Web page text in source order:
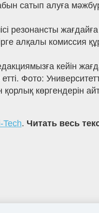
сатып алуға
резонансты
алқалы комиссия
кейін
етті. Фото:
көргендерін
Tech. Читать весь